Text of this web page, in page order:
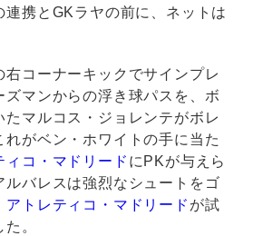
連携とGKラヤの前に、ネットは
コーナーキックでサインプレ
ズマンからの浮き球パスを、ボ
たマルコス・ジョレンテがボレ
れがベン・ホワイトの手に当た
ィコ・マドリード にPKが与えら
ルバレスは強烈なシュートをゴ
アトレティコ・マドリード が試
。